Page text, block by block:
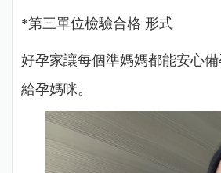
*第三單位檢驗合格 形式
好孕家讓每個準媽媽都能安心
給孕媽咪。